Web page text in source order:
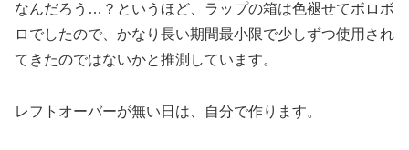
なんだろう…？というほど、ラップの箱は色褪せてボロボ
ロでしたので、かなり長い期間最小限で少しずつ使用され
てきたのではないかと推測しています。
レフトオーバーが無い日は、自分で作ります。